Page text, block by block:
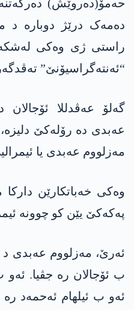
حەمۆ(دەروێش)
دەمەک درێژ دوبارە د
راستی ژی وەکی
“ئەنتەگراسیۆنێ”
گەلۆ عەڤدللا ئۆجالان
عەبدی دە رۆلەکێ
مەزلووم عەبدی یا
وەکی خەباتکارێن
پەکەکێ یێن کو چوونە
ئەرێ، مەزلووم عەبدی د
ب ئۆجالان رە جڤیا.
ئەو ب ئیلھام ئەحمەد